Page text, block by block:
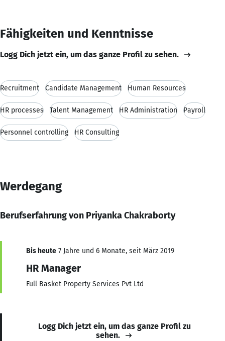
Fähigkeiten und Kenntnisse
Logg Dich jetzt ein, um das ganze Profil zu sehen.
Recruitment Candidate Management Human Resources
HR processes Talent Management HR Administration Payroll
Personnel controlling HR Consulting
Werdegang
Berufserfahrung von Priyanka Chakraborty
Bis heute 7 Jahre und 6 Monate, seit März 2019
HR Manager
Full Basket Property Services Pvt Ltd
Logg Dich jetzt ein, um das ganze Profil zu
sehen.